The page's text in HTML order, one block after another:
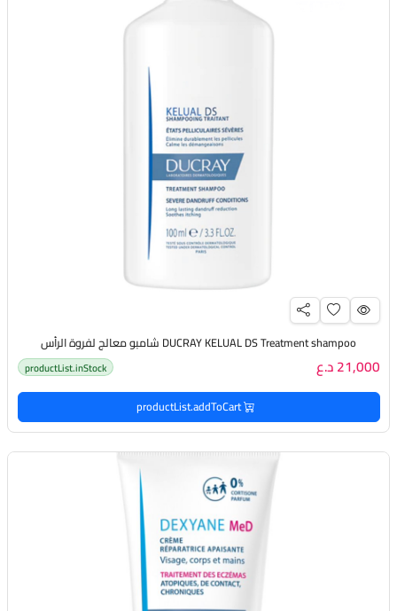
DUCRAY KELUAL DS Treatment shampoo شامبو معالج لفروة الرأس
21,000 د.ع productList.inStock
productList.addToCart